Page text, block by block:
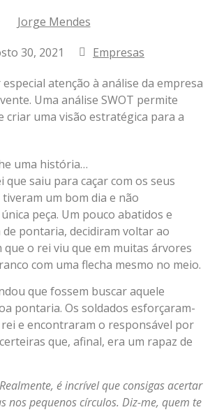
Jorge Mendes
30, 2021
Empresas
atenção à análise da empresa
Uma análise SWOT permite
criar uma visão estratégica para a
uma história…
que saiu para caçar com os seus
um bom dia e não
peça. Um pouco abatidos e
pontaria, decidiram voltar ao
que o rei viu que em muitas árvores
com uma flecha mesmo no meio.
que fossem buscar aquele
pontaria. Os soldados esforçaram-
e encontraram o responsável por
que, afinal, era um rapaz de
é incrível que consigas acertar
nos pequenos círculos. Diz-me, quem te